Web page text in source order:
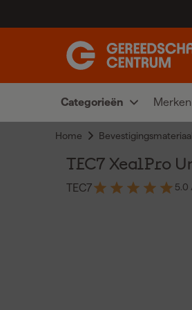
Categorieën Merken
Home Bevestigingsmateriaal
TEC7 XealPro
TEC7 5.0